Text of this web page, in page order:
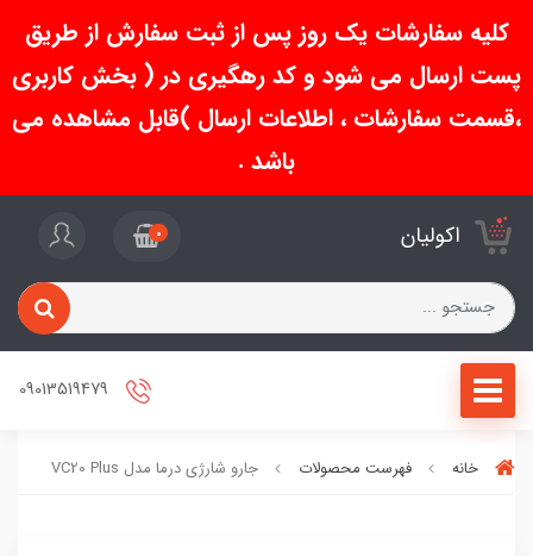
کلیه سفارشات یک روز پس از ثبت سفارش از طریق
پست ارسال می شود و کد رهگیری در ( بخش کاربری
،قسمت سفارشات ، اطلاعات ارسال )قابل مشاهده می
باشد .
اکولیان 0
خانه فهرست محصولات جارو شارژی درما مدل VC20 Plus